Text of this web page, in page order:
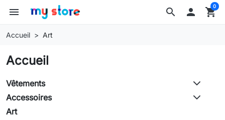
search
menu  shopping_cart
0
Accueil Art
Accueil
Vêtements
Accessoires
Art